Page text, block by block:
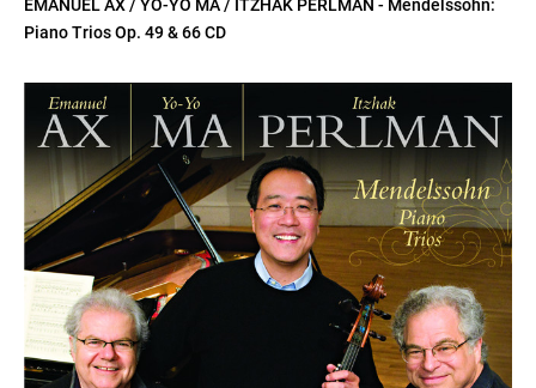
EMANUEL AX / YO-YO MA / ITZHAK PERLMAN - Mendelssohn:
Piano Trios Op. 49 & 66 CD